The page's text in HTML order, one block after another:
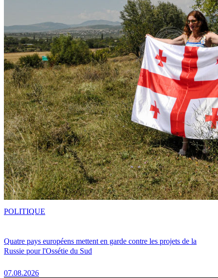
Quatre pays européens mettent en garde contre les projets de la
Russie pour l'Ossétie du Sud
07.08.2026
POLITIQUE